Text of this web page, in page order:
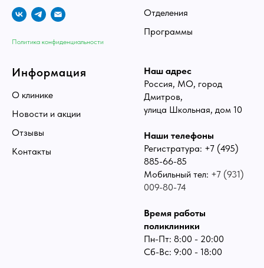
Политика конфиденциальности
Отделения
Программы
Информация
О клинике
Новости и акции
Отзывы
Контакты
Наш адрес
Россия, МО, город
Дмитров,
улица Школьная, дом 10
Наши телефоны
Регистратура: +7 (495)
885-66-85
Мобильный тел: +7 (931)
009-80-74
Время работы
поликлиники
Пн-Пт: 8:00 - 20:00
Сб-Вс: 9:00 - 18:00